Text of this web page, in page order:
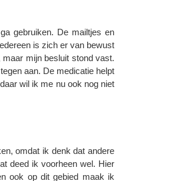
gebruiken. De mailtjes en
is zich er van bewust
mijn besluit stond vast.
aan. De medicatie helpt
wil ik me nu ook nog niet
omdat ik denk dat andere
deed ik voorheen wel. Hier
ook op dit gebied maak ik